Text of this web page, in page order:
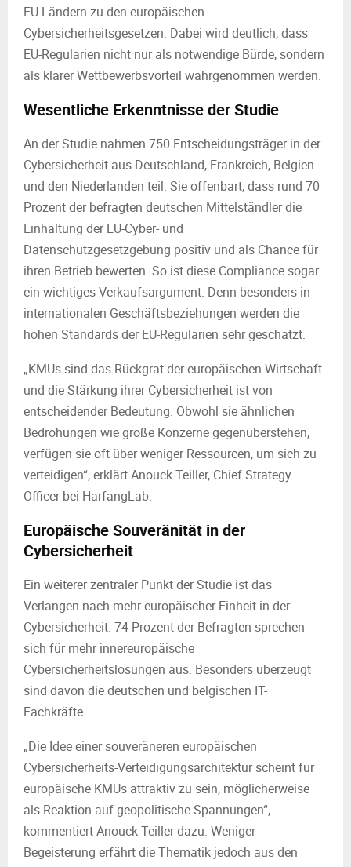
EU-Ländern zu den europäischen
Cybersicherheitsgesetzen. Dabei wird deutlich, dass
EU-Regularien nicht nur als notwendige Bürde, sondern
als klarer Wettbewerbsvorteil wahrgenommen werden.
Wesentliche Erkenntnisse der Studie
An der Studie nahmen 750 Entscheidungsträger in der
Cybersicherheit aus Deutschland, Frankreich, Belgien
und den Niederlanden teil. Sie offenbart, dass rund 70
Prozent der befragten deutschen Mittelständler die
Einhaltung der EU-Cyber- und
Datenschutzgesetzgebung positiv und als Chance für
ihren Betrieb bewerten. So ist diese Compliance sogar
ein wichtiges Verkaufsargument. Denn besonders in
internationalen Geschäftsbeziehungen werden die
hohen Standards der EU-Regularien sehr geschätzt.
„KMUs sind das Rückgrat der europäischen Wirtschaft
und die Stärkung ihrer Cybersicherheit ist von
entscheidender Bedeutung. Obwohl sie ähnlichen
Bedrohungen wie große Konzerne gegenüberstehen,
verfügen sie oft über weniger Ressourcen, um sich zu
verteidigen“, erklärt Anouck Teiller, Chief Strategy
Officer bei HarfangLab.
EuropäischeSouveränität in der
Cybersicherheit
Ein weiterer zentraler Punkt der Studie ist das
Verlangen nach mehr europäischer Einheit in der
Cybersicherheit. 74 Prozent der Befragten sprechen
sich für mehr innereuropäische
Cybersicherheitslösungen aus. Besonders überzeugt
sind davon die deutschen und belgischen IT-
Fachkräfte.
„Die Idee einer souveräneren europäischen
Cybersicherheits-Verteidigungsarchitektur scheint für
europäische KMUs attraktiv zu sein, möglicherweise
als Reaktion auf geopolitische Spannungen“,
kommentiert Anouck Teiller dazu. Weniger
Begeisterung erfährt die Thematik jedoch aus den